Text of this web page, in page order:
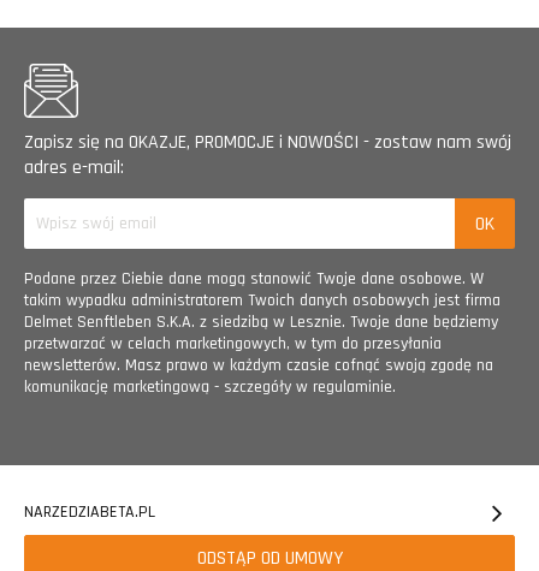
Zapisz się na OKAZJE, PROMOCJE i NOWOŚCI - zostaw nam swój
adres e-mail:
Podane przez Ciebie dane mogą stanowić Twoje dane osobowe. W
takim wypadku administratorem Twoich danych osobowych jest firma
Delmet Senftleben S.K.A. z siedzibą w Lesznie. Twoje dane będziemy
przetwarzać w celach marketingowych, w tym do przesyłania
newsletterów. Masz prawo w każdym czasie cofnąć swoją zgodę na
komunikację marketingową - szczegóły w regulaminie.
NARZEDZIABETA.PL
ODSTĄP OD UMOWY